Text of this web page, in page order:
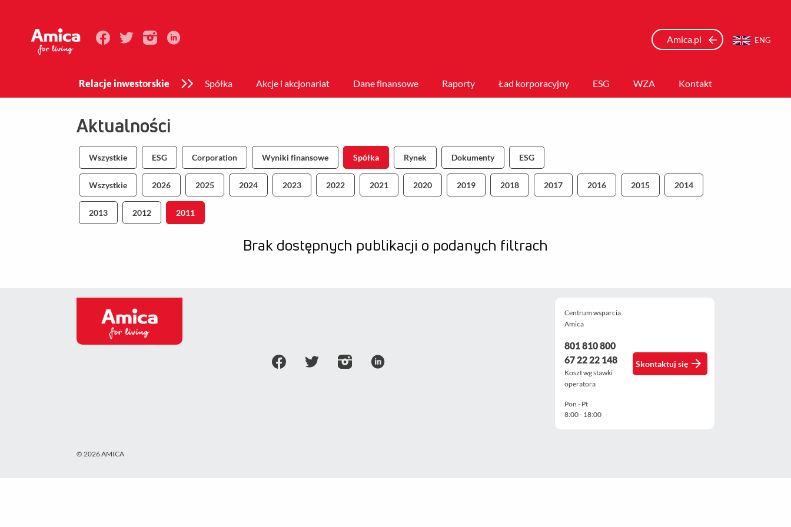
Amica.pl ENG
Relacje inwestorskie Spółka Akcje i akcjonariat Dane finansowe Raporty Ład korporacyjny ESG WZA Kontakt
Aktualności
Wszystkie ESG Corporation Wyniki finansowe Spółka Rynek Dokumenty ESG
Wszystkie 2026 2025 2024 2023 2022 2021 2020 2019 2018 2017 2016 2015 2014
2013 2012 2011
Brak dostępnych publikacji o podanych filtrach
Centrum wsparcia
Amica
801 810 800
67 22 22 148
Koszt wg stawki
operatora
Pon - Pt
8:00 - 18:00
Skontaktuj się
© 2026 AMICA